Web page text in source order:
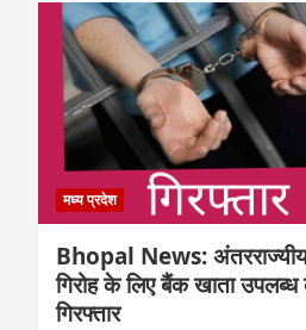
मध्य प्रदेश
Bhopal News:
गिरोह के लिए बैंक खाता उपलब्ध
गिरफ्तार